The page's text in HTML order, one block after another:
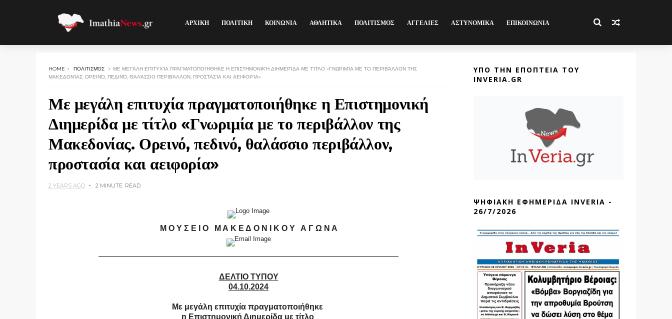
ΑΡΧΙΚΗ ΠΟΛΙΤΙΚΗ ΚΟΙΝΩΝΙΑ ΑΘΛΗΤΙΚΑ ΠΟΛΙΤΙΣΜΟΣ ΑΓΓΕΛΙΕΣ ΑΣΤΥΝΟΜΙΚΑ ΕΠΙΚΟΙΝΩΝΙΑ
HOME ΠΟΛΙΤΙΣΜΌΣ
ΜΕ ΜΕΓΆΛΗ ΕΠΙΤΥΧΊΑ ΠΡΑΓΜΑΤΟΠΟΙΉΘΗΚΕ Η ΕΠΙΣΤΗΜΟΝΙΚΉ ΔΙΗΜΕΡΊΔΑ ΜΕ ΤΊΤΛΟ «ΓΝΩΡΙΜΊΑ ΜΕ ΤΟ ΠΕΡΙΒΆΛΛΟΝ ΤΗΣ
ΜΑΚΕΔΟΝΊΑΣ. ΟΡΕΙΝΌ, ΠΕΔΙΝΌ, ΘΑΛΆΣΣΙΟ ΠΕΡΙΒΆΛΛΟΝ, ΠΡΟΣΤΑΣΊΑ ΚΑΙ ΑΕΙΦΟΡΊΑ»
Με μεγάλη επιτυχία πραγματοποιήθηκε η Επιστημονική
Διημερίδα με τίτλο «Γνωριμία με το περιβάλλον της
Μακεδονίας. Ορεινό, πεδινό, θαλάσσιο περιβάλλον,
προστασία και αειφορία»
2 YEARS AGO 2 MINUTE READ
Μ Ο Υ Σ Ε Ι Ο Μ Α Κ Ε Δ Ο Ν Ι Κ Ο Υ Α Γ Ω Ν Α
ΔΕΛΤΙΟ ΤΥΠΟΥ
04.10.2024
Με μεγάλη επιτυχία πραγματοποιήθηκε
η Επιστημονική Διημερίδα με τίτλο
ΥΠΟ ΤΗΝ ΕΠΟΠΤΕΙΑ ΤΟΥ
INVERIA.GR
ΨΗΦΙΑΚΗ ΕΦΗΜΕΡΙΔΑ INVERIA -
26/7/2026